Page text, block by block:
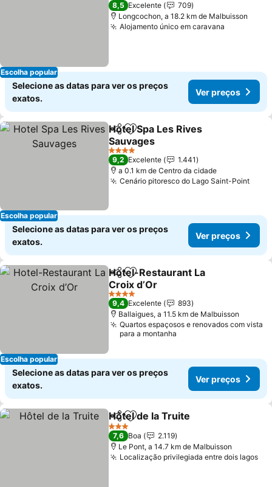
Escolha popular
8,5 Excelente
709
Longcochon, a 18.2 km de Malbuisson
Alojamento único em caravana
Selecione as datas para ver os preços
exatos.
Ver preços
Escolha popular
PartilharAdicionar aos favoritos
Hotel Spa Les Rives
Sauvages
Ver preços
4 Estrelas
9,2 Excelente
1.441
a 0.1 km de Centro da cidade
Cenário pitoresco do Lago Saint-PointVer
Selecione as datas para ver os preços
exatos.
Ver preços
Escolha popular
PartilharAdicionar aos favoritos
Hotel-Restaurant La
Croix d’Or
Ver preços
4 Estrelas
9,4 Excelente
893
Ballaigues, a 11.5 km de Malbuisson
Quartos espaçosos e renovados com vista
para a montanha
Selecione as datas para ver os preços
exatos.
Ver preços
PartilharAdicionar aos favoritos
Hôtel de la Truite
3 Estrelas
7,6 Boa
2.119
Le Pont, a 14.7 km de Malbuisson
Localização privilegiada entre dois lagos